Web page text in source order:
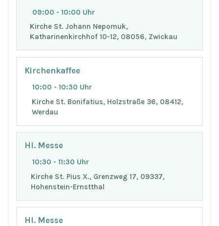
09:00 - 10:00 Uhr
Kirche St. Johann Nepomuk,
Katharinenkirchhof 10-12, 08056, Zwickau
Kirchenkaffee
10:00 - 10:30 Uhr
Kirche St. Bonifatius, Holzstraße 36, 08412,
Werdau
Hl. Messe
10:30 - 11:30 Uhr
Kirche St. Pius X., Grenzweg 17, 09337,
Hohenstein-Ernstthal
Hl. Messe